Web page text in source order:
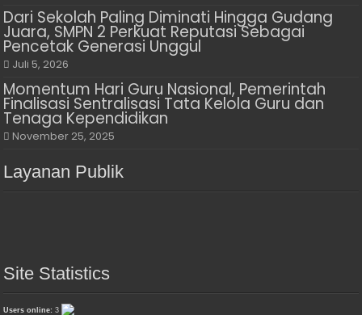
Dari Sekolah Paling Diminati Hingga Gudang
Juara, SMPN 2 Perkuat Reputasi Sebagai
Pencetak Generasi Unggul
Juli 5, 2026
Momentum Hari Guru Nasional, Pemerintah
Finalisasi Sentralisasi Tata Kelola Guru dan
Tenaga Kependidikan
November 25, 2025
Layanan Publik
Site Statistics
Users online:3